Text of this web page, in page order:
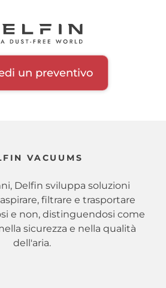
un preventivo
VACUUMS
Delfin sviluppa soluzioni
filtrare e trasportare
e non, distinguendosi come
sicurezza e nella qualità
dell'aria.